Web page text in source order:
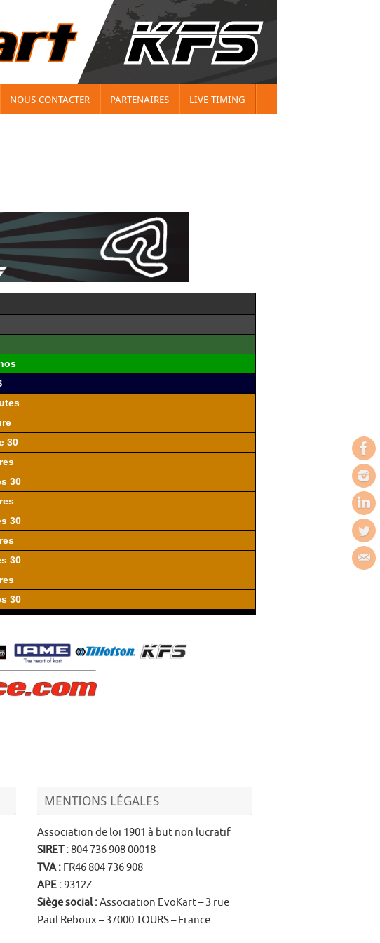
NOUS CONTACTER PARTENAIRES LIVE TIMING
MENTIONS LÉGALES
Association de loi 1901 à but non lucratif
SIRET :804 736 908 00018
TVA : FR46 804 736 908
APE :9312Z
Siège social :Association EvoKart – 3 rue
Paul Reboux – 37000 TOURS – France